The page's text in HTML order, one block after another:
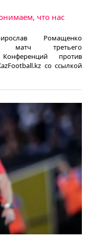
что нас
Ромащенко
матч третьего
против
со ссылкой